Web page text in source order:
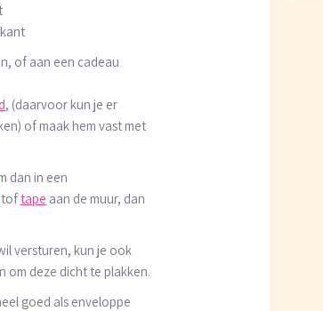
of aan een cadeau
, (daarvoor kun je er
of maak hem vast met
dan in een
toftape aan de muur, dan
versturen, kun je ook
om deze dicht te plakken.
goed als enveloppe